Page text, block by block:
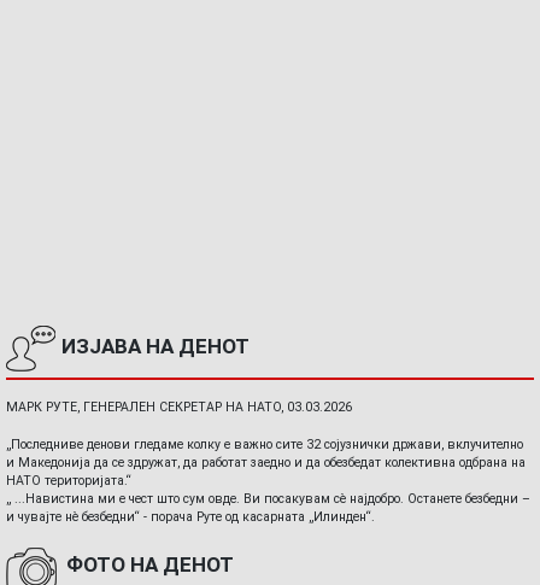
ИЗЈАВА НА ДЕНОТ
МАРК РУТЕ, ГЕНЕРАЛЕН СЕКРЕТАР НА НАТО, 03.03.2026
„Последниве денови гледаме колку е важно сите 32 сојузнички држави, вклучително
и Македонија да се здружат, да работат заедно и да обезбедат колективна одбрана на
НАТО територијата.“
„ ...Навистина ми е чест што сум овде. Ви посакувам сè најдобро. Останете безбедни –
и чувајте нè безбедни“ - порача Руте од касарната „Илинден“.
ФОТО НА ДЕНОТ